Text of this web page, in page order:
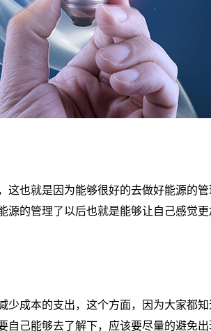
这也就是因为能够很好的去做好能源的
的管理了以后也就是能够让自己感觉
成本的支出，这个方面，因为大家都
己能够去了解下，应该要尽量的避免